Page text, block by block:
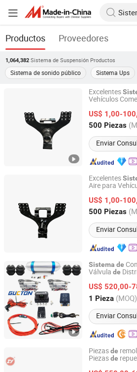
Productos Proveedores
1,064,382 Sistema de Suspensión Productos
Sistema de sonido público Sistema Ups
Excelentes
Vehículos
US$ 1,00-
500 Piezas
Enviar
Shiyan Keheng Machinery
Hubei, China Desde
Excelentes
Aire para
US$ 1,00-
500 Piezas
Enviar
Shiyan Keheng Machinery
Hubei, China Desde
Sistema de
Válvula de
Vehículo
US$ 520,00-
1 Pieza (MOQ)
Enviar
Qingdao GKT Shock Absorption
Shandong, China Desde
Piezasde
Piezasde
Shandong Zhengyang Machinery